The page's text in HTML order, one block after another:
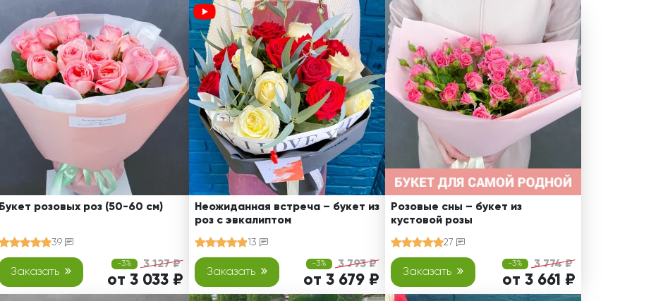
Букет розовых роз (50-60 см)
39
Заказать
-3% 3 127 ₽
от 3 033 ₽
Неожиданная встреча – букет из
роз с эвкалиптом
13
Заказать
-3% 3 793 ₽
от 3 679 ₽
Розовые сны – букет из
кустовой розы
27
Заказать
-3% 3 774 ₽
от 3 661 ₽